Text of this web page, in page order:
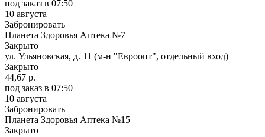
под заказ в 07:50
10 августа
Забронировать
Планета Здоровья Аптека №7
Закрыто
ул. Ульяновская, д. 11 (м-н "Евроопт", отдельный вход)
Закрыто
44,67 р.
под заказ в 07:50
10 августа
Забронировать
Планета Здоровья Аптека №15
Закрыто